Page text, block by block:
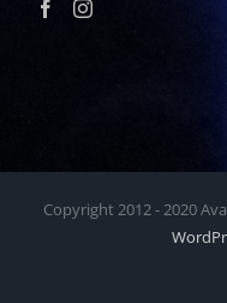
Copyright 2012 - 2020